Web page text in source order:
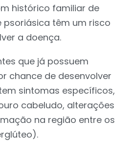
histórico familiar de
têm um risco
a doença.
que já possuem
chance de desenvolver
sintomas específicos,
cabeludo, alterações
na região entre os